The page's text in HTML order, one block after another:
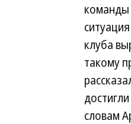
команды
клуба
такому
словам